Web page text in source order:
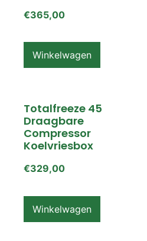
€365,00
Winkelwagen
Totalfreeze 45
Draagbare
Compressor
Koelvriesbox
€329,00
Winkelwagen